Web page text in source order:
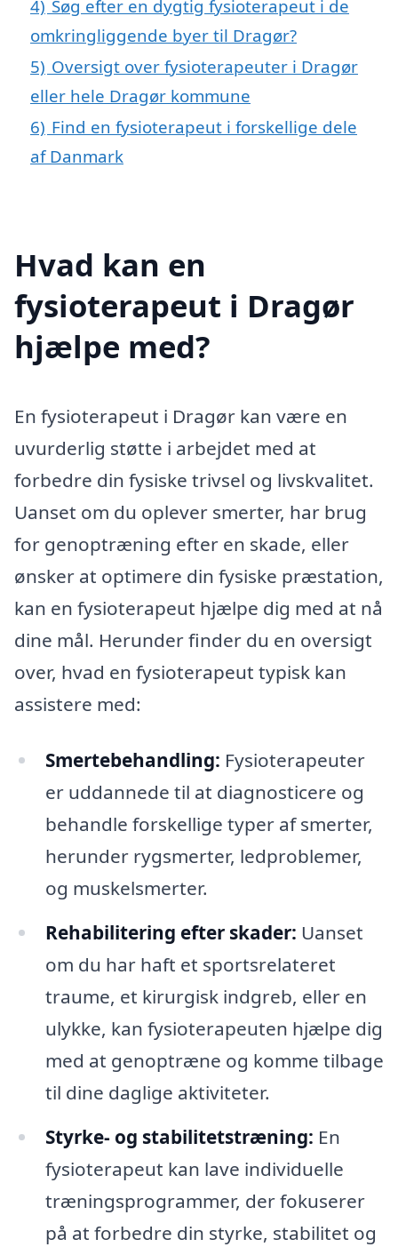
4) Søg efter en dygtig fysioterapeut i de
omkringliggende byer til Dragør?
5) Oversigt over fysioterapeuter i Dragør
eller hele Dragør kommune
6) Find en fysioterapeut i forskellige dele
af Danmark
Hvad kan en
fysioterapeut i Dragør
hjælpe med?
En fysioterapeut i Dragør kan være en
uvurderlig støtte i arbejdet med at
forbedre din fysiske trivsel og livskvalitet.
Uanset om du oplever smerter, har brug
for genoptræning efter en skade, eller
ønsker at optimere din fysiske præstation,
kan en fysioterapeut hjælpe dig med at nå
dine mål. Herunder finder du en oversigt
over, hvad en fysioterapeut typisk kan
assistere med:
Smertebehandling: Fysioterapeuter
er uddannede til at diagnosticere og
behandle forskellige typer af smerter,
herunder rygsmerter, ledproblemer,
og muskelsmerter.
Rehabilitering efter skader: Uanset
om du har haft et sportsrelateret
traume, et kirurgisk indgreb, eller en
ulykke, kan fysioterapeuten hjælpe dig
med at genoptræne og komme tilbage
til dine daglige aktiviteter.
Styrke- og stabilitetstræning: En
fysioterapeut kan lave individuelle
træningsprogrammer, der fokuserer
på at forbedre din styrke, stabilitet og